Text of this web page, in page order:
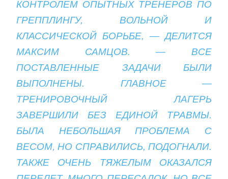
КОНТРОЛЕМ ОПЫТНЫХ ТРЕНЕРОВ ПО
ГРЕППЛИНГУ, ВОЛЬНОЙ И
КЛАССИЧЕСКОЙ БОРЬБЕ, — ДЕЛИТСЯ
МАКСИМ САМЦОВ. — ВСЕ
ПОСТАВЛЕННЫЕ ЗАДАЧИ БЫЛИ
ВЫПОЛНЕНЫ. ГЛАВНОЕ —
ТРЕНИРОВОЧНЫЙ ЛАГЕРЬ
ЗАВЕРШИЛИ БЕЗ ЕДИНОЙ ТРАВМЫ.
БЫЛА НЕБОЛЬШАЯ ПРОБЛЕМА С
ВЕСОМ, НО СПРАВИЛИСЬ, ПОДОГНАЛИ.
ТАКЖЕ ОЧЕНЬ ТЯЖЕЛЫМ ОКАЗАЛСЯ